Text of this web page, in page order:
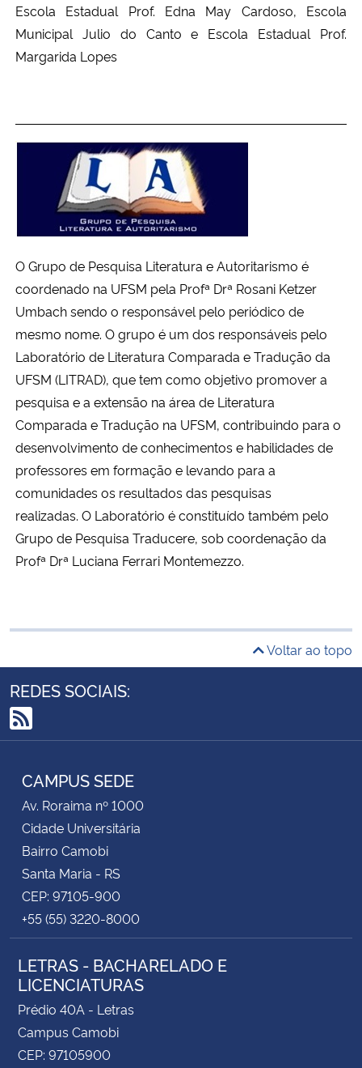
Escola Estadual Prof. Edna May Cardoso, Escola
Municipal Julio do Canto e Escola Estadual Prof.
Margarida Lopes
O Grupo de Pesquisa Literatura e Autoritarismo é
coordenado na UFSM pela Profª Drª Rosani Ketzer
Umbach sendo o responsável pelo periódico de
mesmo nome. O grupo é um dos responsáveis pelo
Laboratório de Literatura Comparada e Tradução da
UFSM (LITRAD), que tem como objetivo promover a
pesquisa e a extensão na área de Literatura
Comparada e Tradução na UFSM, contribuindo para o
desenvolvimento de conhecimentos e habilidades de
professores em formação e levando para a
comunidades os resultados das pesquisas
realizadas. O Laboratório é constituído também pelo
Grupo de Pesquisa Traducere, sob coordenação da
Profª Drª Luciana Ferrari Montemezzo.
Voltar ao topo
REDES SOCIAIS:
RSS
CAMPUS SEDE
Av. Roraima nº 1000
Cidade Universitária
Bairro Camobi
Santa Maria - RS
CEP: 97105-900
+55 (55) 3220-8000
LETRAS - BACHARELADO E
LICENCIATURAS
Prédio 40A - Letras
Campus Camobi
CEP: 97105900